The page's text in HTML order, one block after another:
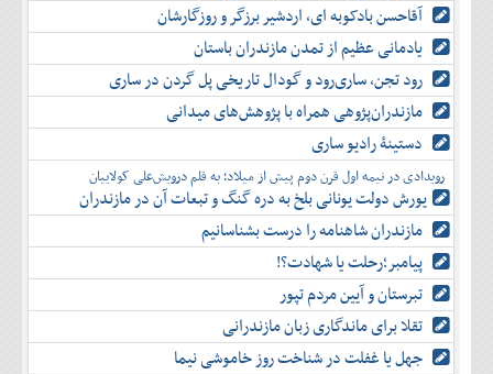
آقاحسن بادکوبه ای، اردشیر برزگر و روزگارشان
یادمانی عظیم از تمدن مازندران باستان
رود تجن، ساری‌رود و گودال تاریخی پل گردن در ساری
مازندران‌پژوهی همراه با پژوهش‌های میدانی
دستینۀ رادیو ساری
رویدادی در نیمه اول قرن دوم پیش از میلاد؛ به قلم درویش‌علی کولاییان
یورش دولت یونانی بلخ به دره گنگ و تبعات آن در مازندران
مازندران شاهنامه را درست بشناسانیم
پیامبر؛رحلت یا شهادت؟!
تبرستان و آیین مردم تپور
تقلا برای ماندگاری زبان مازندرانی
جهل یا غفلت در شناخت روز خاموشی نیما